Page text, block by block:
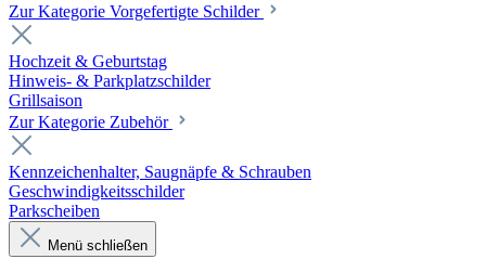
Zur Kategorie Vorgefertigte Schilder
Hochzeit & Geburtstag
Hinweis- & Parkplatzschilder
Grillsaison
Zur Kategorie Zubehör
Kennzeichenhalter, Saugnäpfe & Schrauben
Geschwindigkeitsschilder
Parkscheiben
Menü schließen